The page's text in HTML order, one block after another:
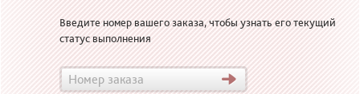
Введите номер вашего заказа, чтобы узнать его текущий
статус выполнения